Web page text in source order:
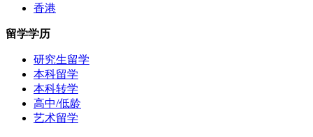
香港
留学学历
研究生留学
本科留学
本科转学
高中/低龄
艺术留学